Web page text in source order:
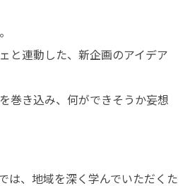
と連動した、新企画のアイデア
巻き込み、何ができそうか妄想
は、地域を深く学んでいただくた